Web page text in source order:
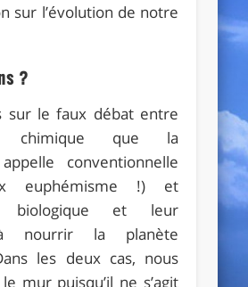
sur l’évolution de notre
?
sur le faux débat entre
chimique que la
conventionnelle
euphémisme !) et
biologique et leur
nourrir la planète
les deux cas, nous
mur puisqu’il ne s’agit